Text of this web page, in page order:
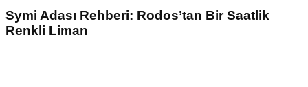
Symi Adası Rehberi: Rodos’tan Bir Saatlik
Renkli Liman